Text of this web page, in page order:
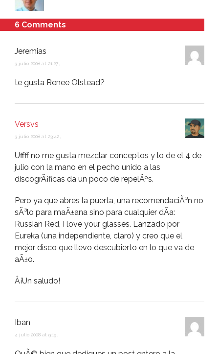
6 Comments
Jeremias
3 julio 2008 at 21:27
te gusta Renee Olstead?
Versvs
3 julio 2008 at 23:42
Uffff no me gusta mezclar conceptos y lo de el 4 de
julio con la mano en el pecho unido a las
discogrÃ¡ficas da un poco de repelÃºs.
Pero ya que abres la puerta, una recomendaciÃ³n no
sÃ³lo para maÃ±ana sino para cualquier dÃ­a:
Russian Red, I love your glasses. Lanzado por
Eureka (una independiente, claro) y creo que el
mejor disco que llevo descubierto en lo que va de
aÃ±o.
Â¡Un saludo!
Iban
4 julio 2008 at 9:19